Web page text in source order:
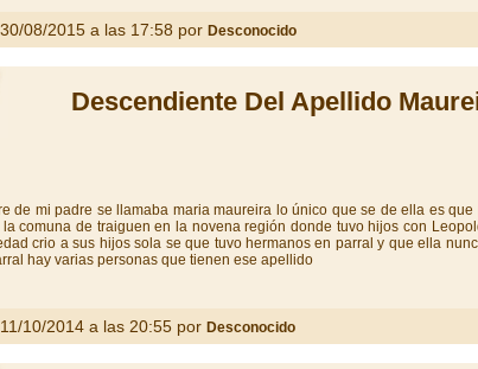
08/2015 a las 17:58 por Desconocido
Descendiente Del Apellido
de mi padre se llamaba maria maureira lo único que se de ella es
comuna de traiguen en la novena región donde tuvo hijos con
crio a sus hijos sola se que tuvo hermanos en parral y que ella
hay varias personas que tienen ese apellido
10/2014 a las 20:55 por Desconocido